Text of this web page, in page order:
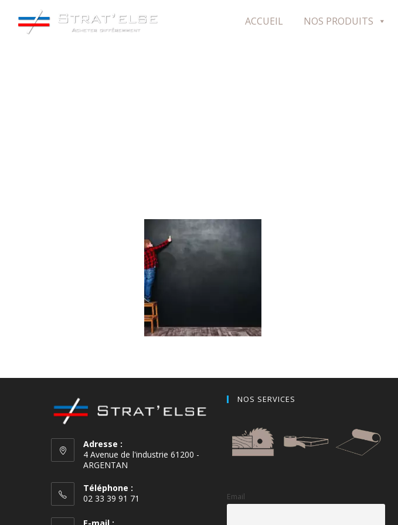
ACCUEIL NOS PRODUITS
Adresse :
4 Avenue de l'industrie 61200 -
ARGENTAN
Téléphone :
02 33 39 91 71
E-mail :
NOS SERVICES
Email